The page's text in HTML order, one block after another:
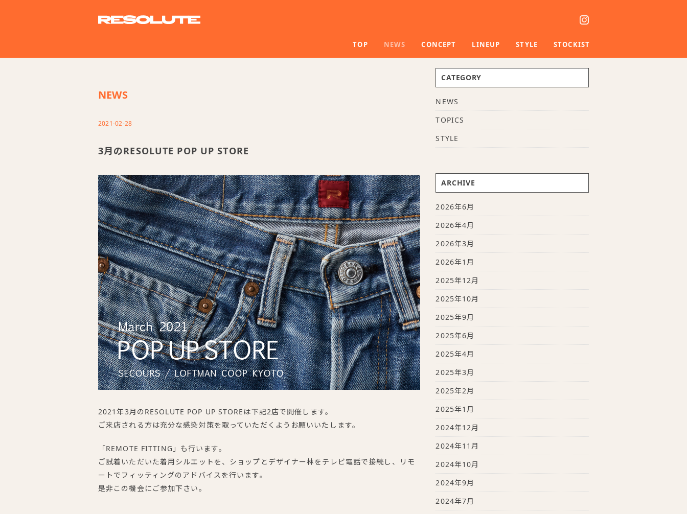
TOP NEWS CONCEPT LINEUP STYLE STOCKIST
NEWS
2021-02-28
3月のRESOLUTE POP UP STORE
2021年3月のRESOLUTE POP UP STOREは下記2店で開催します。
ご来店される方は充分な感染対策を取っていただくようお願いいたします。
「REMOTE FITTING」も行います。
ご試着いただいた着用シルエットを、ショップとデザイナー林をテレビ電話で接続し、リモ
ートでフィッティングのアドバイスを行います。
是非この機会にご参加下さい。
CATEGORY
NEWS
TOPICS
STYLE
ARCHIVE
2026年6月
2026年4月
2026年3月
2026年1月
2025年12月
2025年10月
2025年9月
2025年6月
2025年4月
2025年3月
2025年2月
2025年1月
2024年12月
2024年11月
2024年10月
2024年9月
2024年7月